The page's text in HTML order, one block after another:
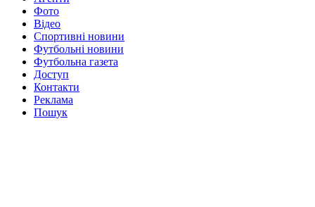
Фото
Відео
Спортивні новини
Футбольні новини
Футбольна газета
Доступ
Контакти
Реклама
Пошук